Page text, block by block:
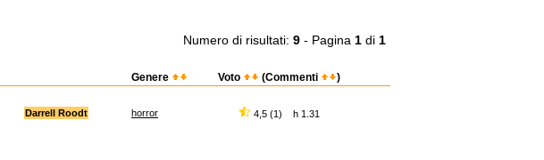
Numero di risultati: 9 - Pagina 1 di 1
Genere Voto (Commenti )
Darrell Roodt horror
4,5 (1) h 1.31